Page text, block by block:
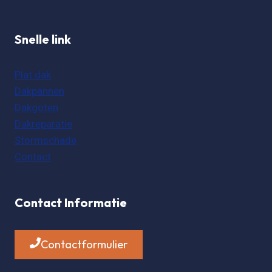
Snelle link
Plat dak
Dakpannen
Dakgoten
Dakreparatie
Stormschade
Contact
Contact Informatie
Contactformulier